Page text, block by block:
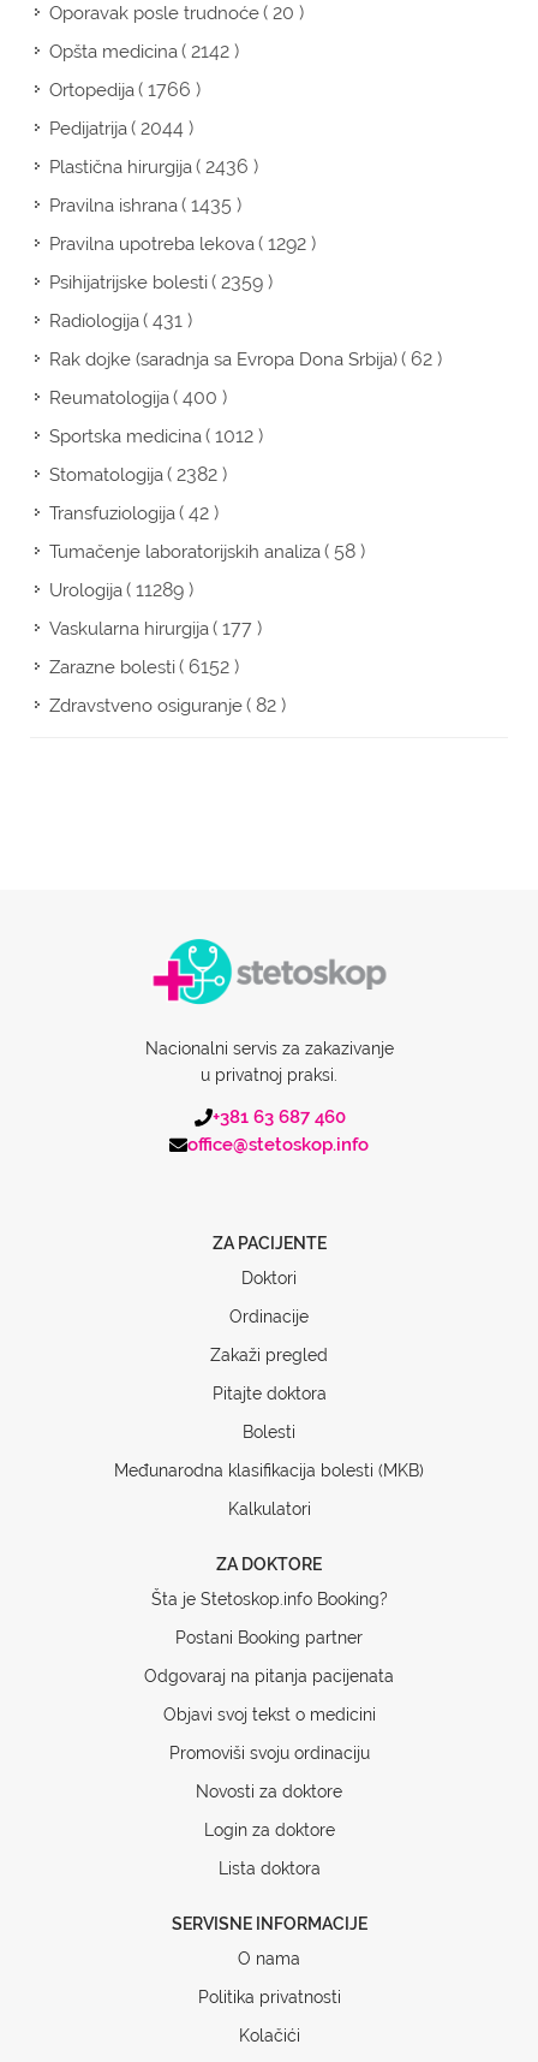
Oporavak posle trudnoće( 20 )
Opšta medicina( 2142 )
Ortopedija( 1766 )
Pedijatrija( 2044 )
Plastična hirurgija( 2436 )
Pravilna ishrana( 1435 )
Pravilna upotreba lekova( 1292 )
Psihijatrijske bolesti( 2359 )
Radiologija( 431 )
Rak dojke (saradnja sa Evropa Dona Srbija)( 62 )
Reumatologija( 400 )
Sportska medicina( 1012 )
Stomatologija( 2382 )
Transfuziologija( 42 )
Tumačenje laboratorijskih analiza( 58 )
Urologija( 11289 )
Vaskularna hirurgija( 177 )
Zarazne bolesti( 6152 )
Zdravstveno osiguranje( 82 )
Nacionalni servis za zakazivanje
u privatnoj praksi.
+381 63 687 460
office@stetoskop.info
ZA PACIJENTE
Doktori
Ordinacije
Zakaži pregled
Pitajte doktora
Bolesti
Međunarodna klasifikacija bolesti (MKB)
Kalkulatori
ZA DOKTORE
Šta je Stetoskop.info Booking?
Postani Booking partner
Odgovaraj na pitanja pacijenata
Objavi svoj tekst o medicini
Promoviši svoju ordinaciju
Novosti za doktore
Login za doktore
Lista doktora
SERVISNE INFORMACIJE
O nama
Politika privatnosti
Kolačići